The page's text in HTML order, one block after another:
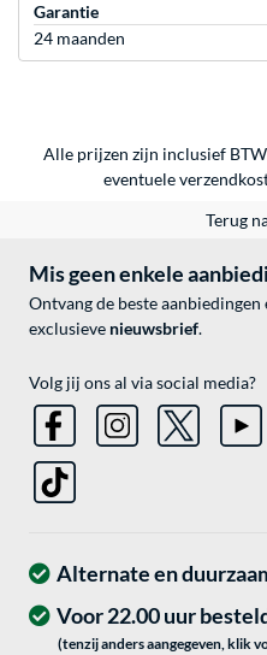
Garantie
24 maanden
Alle prijzen zijn inclusief
eventuele
Terug
Mis geen enkele
Ontvang de beste aanbiedingen
exclusieve nieuwsbrief.
Volg jij ons al via social media?
Alternate en
Voor 22.00 uur
(tenzij anders aangegeven, klik